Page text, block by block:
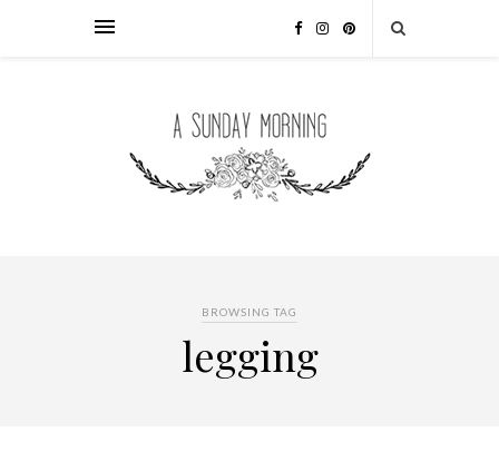
BROWSING TAG
legging